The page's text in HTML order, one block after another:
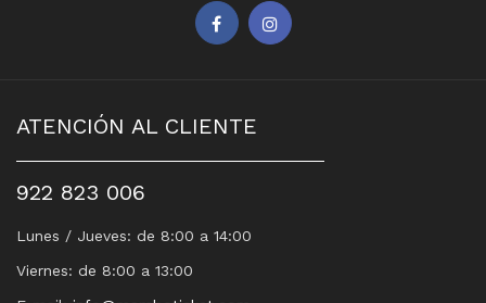
ATENCIÓN AL CLIENTE
922 823 006
Lunes / Jueves: de 8:00 a 14:00
Viernes: de 8:00 a 13:00